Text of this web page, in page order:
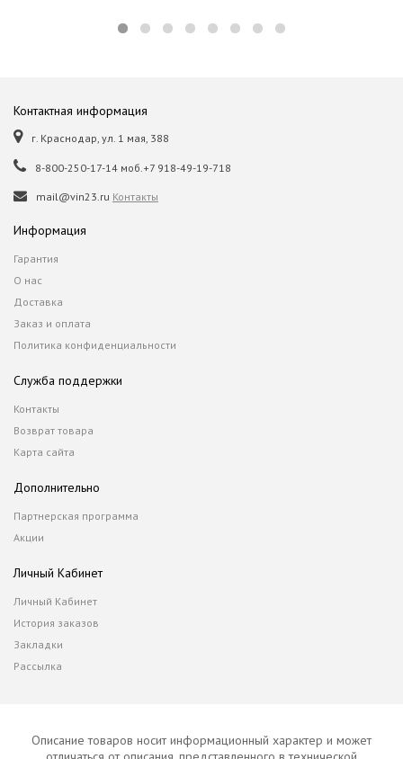
Контактная информация
г. Краснодар, ул. 1 мая, 388
8-800-250-17-14 моб.+7 918-49-19-718
mail@vin23.ru Контакты
Информация
Гарантия
О нас
Доставка
Заказ и оплата
Политика конфиденциальности
Служба поддержки
Контакты
Возврат товара
Карта сайта
Дополнительно
Партнерская программа
Акции
Личный Кабинет
Личный Кабинет
История заказов
Закладки
Рассылка
Описание товаров носит информационный характер и может